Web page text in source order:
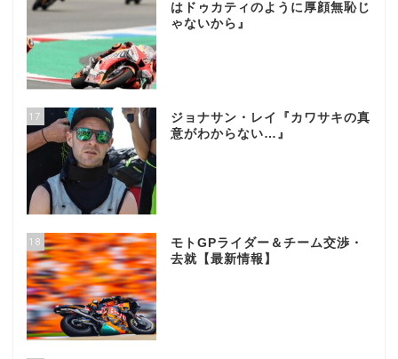
はドゥカティのように厚顔無恥じ
ゃないから』
17
ジョナサン・レイ『カワサキの真
意がわからない…』
18
モトGPライダー＆チーム交渉・
去就【最新情報】